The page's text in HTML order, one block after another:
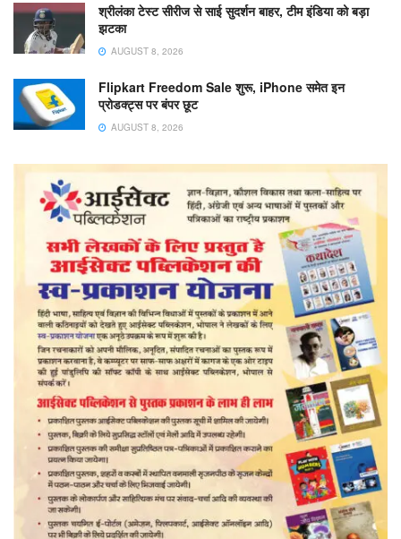
श्रीलंका टेस्ट सीरीज से साई सुदर्शन बाहर, टीम इंडिया को बड़ा
झटका
AUGUST 8, 2026
Flipkart Freedom Sale शुरू, iPhone समेत इन
प्रोडक्ट्स पर बंपर छूट
AUGUST 8, 2026